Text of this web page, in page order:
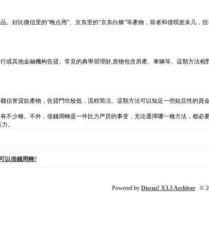
。好比微信里的“晚点用”、京东里的“京东白條”等產物，前者和借呗差未几
或其他金融機构告貸。常見的典學習理財,质物包含房產、車辆等。這類方法
信誉貸款產物，告貸門坎较低，流程简洁。這類方法可以知足一些姑且性的資
不少種。不外，借錢周轉是一件比力严厉的事变，无论選擇哪一種方法，都
。
以借錢周轉?
Powered by Discuz! X3.3 Archiver©